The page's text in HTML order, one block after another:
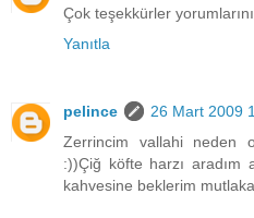
Çok teşekkürler
Yanıtla
pelince
26 Mart 2009
Zerrincim vallahi neden
:))Çiğ köfte harzı aradım
kahvesine beklerim mutlaka..